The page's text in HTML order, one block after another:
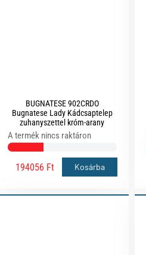
BUGNATESE 902CRDO
Bugnatese Lady Kádcsaptelep
zuhanyszettel króm-arany
színben
A termék nincs raktáron
194056 Ft Kosárba